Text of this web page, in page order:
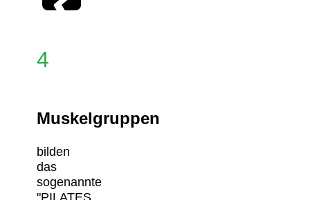
4
Muskelgruppen
bilden
das
sogenannte
"PILATES